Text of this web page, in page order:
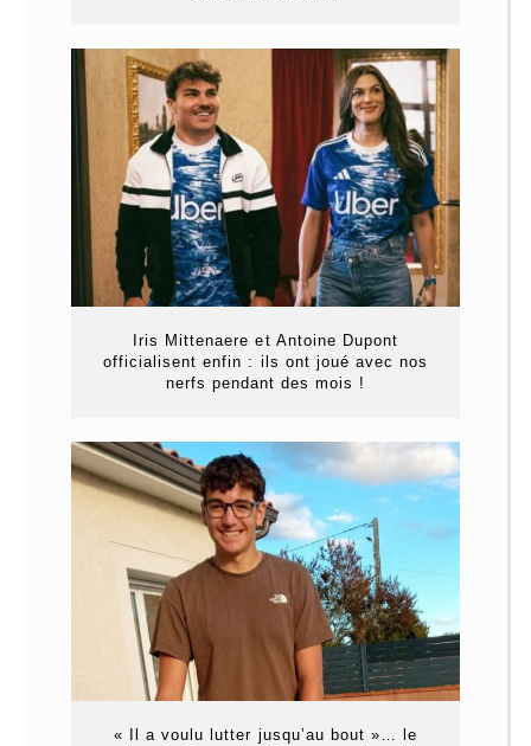
Iris Mittenaere et Antoine Dupont
officialisent enfin : ils ont joué avec nos
nerfs pendant des mois !
« Il a voulu lutter jusqu’au bout »… le